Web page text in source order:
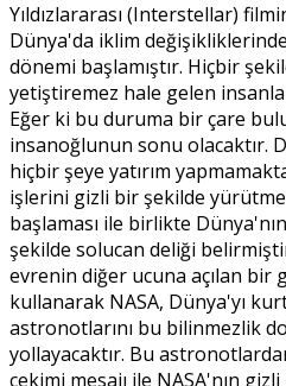
Yıldızlararası (Interstellar)
Dünya'da iklim
dönemi başlamıştır. Hiçbir
yetiştiremez hale gelen insanlar
Eğer ki bu duruma bir çare
insanoğlunun sonu olacaktır.
hiçbir şeye yatırım
işlerini gizli bir şekilde
başlaması ile birlikte
şekilde solucan deliği
evrenin diğer ucuna açılan bir
kullanarak NASA, Dünya'yı
astronotlarını bu bilinmezlik
yollayacaktır. Bu
çekimi mesajı ile NASA'nın